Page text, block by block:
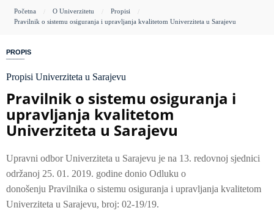
You
here
Početna O Univerzitetu
Propisi
Pravilnik o sistemu osiguranja i upravljanja kvalitetom Univerziteta u Sarajevu
PROPIS
Propisi Univerziteta u Sarajevu
Pravilnik o sistemu osiguranja i
upravljanja kvalitetom
Univerziteta u Sarajevu
Upravni odbor Univerziteta u Sarajevu je na 13. redovnoj sjednici
održanoj 25. 01. 2019. godine donio Odluku o
donošenju Pravilnika o sistemu osiguranja i upravljanja kvalitetom
Univerziteta u Sarajevu, broj: 02-19/19.